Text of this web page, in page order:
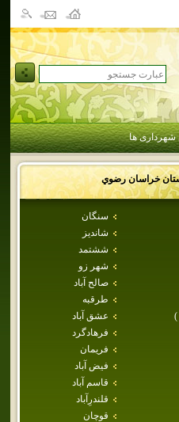
شهرداری ها
خراسان رضوي
سنگان
شانديز
ششتمد
شهر زو
صالح آباد
طرقبه
)
عشق آباد
فرهادگرد
فريمان
فيض آباد
قاسم آباد
قلندرِآباد
قوچان